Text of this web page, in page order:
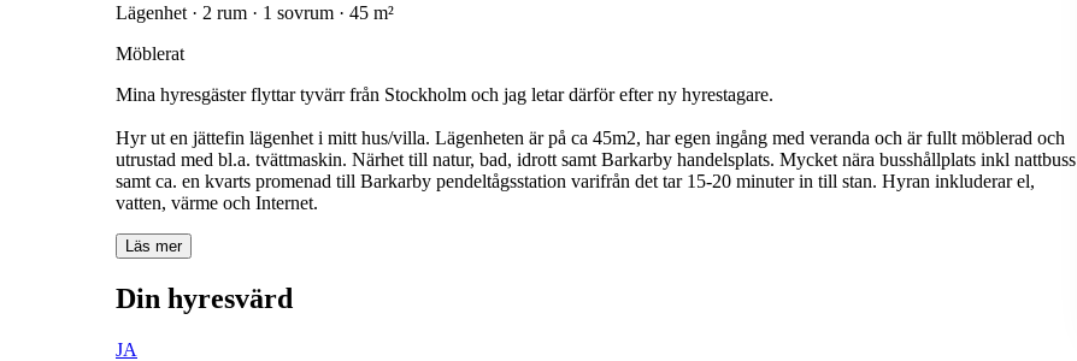
Lägenhet · 2 rum · 1 sovrum · 45 m²
Möblerat
Mina hyresgäster flyttar tyvärr från Stockholm och jag letar därför efter ny hyrestagare.
Hyr ut en jättefin lägenhet i mitt hus/villa. Lägenheten är på ca 45m2, har egen ingång med veranda och är fullt möblerad och
utrustad med bl.a. tvättmaskin. Närhet till natur, bad, idrott samt Barkarby handelsplats. Mycket nära busshållplats inkl nattbuss
samt ca. en kvarts promenad till Barkarby pendeltågsstation varifrån det tar 15-20 minuter in till stan. Hyran inkluderar el,
Läs mer
Din hyresvärd
JA